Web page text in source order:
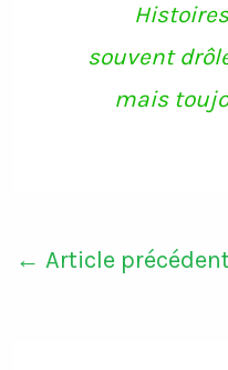
souvent
mais
← Article